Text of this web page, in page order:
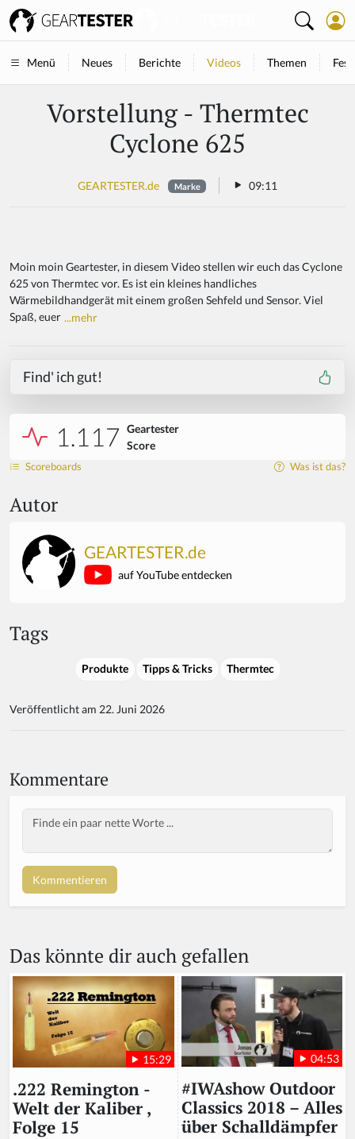
Menü Neues Berichte Videos Themen
Vorstellung - Thermtec
Cyclone 625
GEARTESTER.de Marke 09:11
Moin moin Geartester, in diesem Video stellen wir euch das Cyclone
625 von Thermtec vor. Es ist ein kleines handliches
Wärmebildhandgerät mit einem großen Sehfeld und Sensor. Viel
Spaß, euer ...mehr
Find' ich gut!
1.117 Geartester
Score
Scoreboards Was ist das?
Autor
GEARTESTER.de
auf YouTube entdecken
Tags
Produkte Tipps & Tricks Thermtec
Veröffentlicht am 22. Juni 2026
Kommentare
Body
Das könnte dir auch gefallen
15:29
.222 Remington -
Welt der Kaliber ,
Folge 15
04:53
#IWAshow Outdoor
Classics 2018 – Alles
über Schalldämpfer